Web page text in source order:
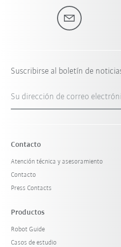
Suscribirse al boletín de
Su dirección de correo
Contacto
Atención técnica y asesoramiento
Contacto
Press Contacts
Productos
Robot Guide
Casos de estudio